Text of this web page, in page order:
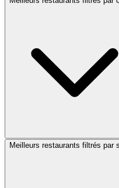
Meilleurs restaurants filtrés par